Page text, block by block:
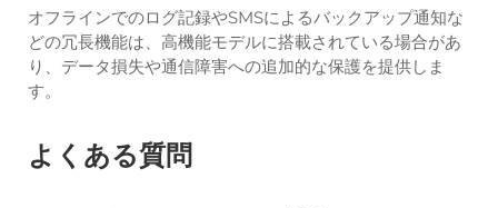
オフラインでのログ記録やSMSによるバックアップ通知な
どの冗長機能は、高機能モデルに搭載されている場合があ
り、データ損失や通信障害への追加的な保護を提供しま
す。
よくある質問